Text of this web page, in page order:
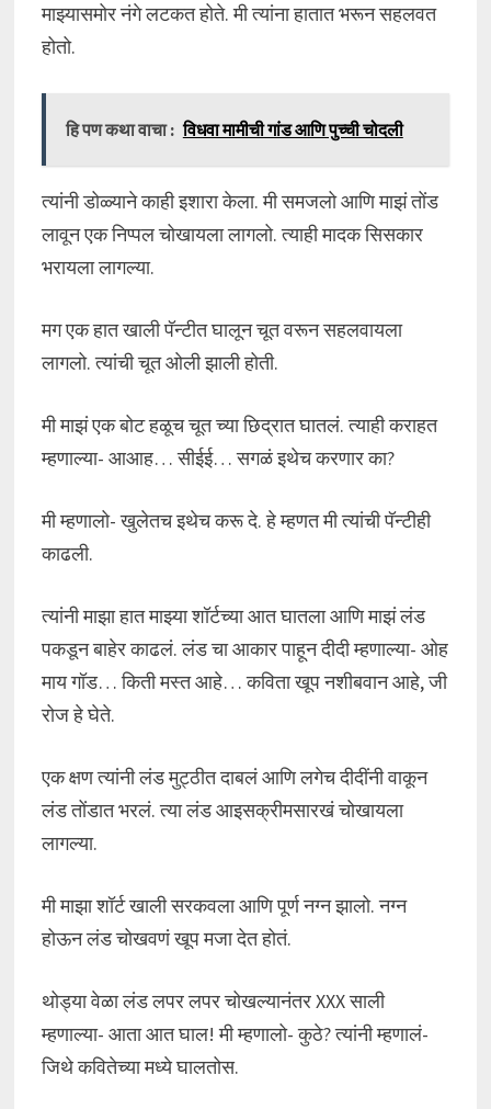
माझ्यासमोर नंगे लटकत होते. मी त्यांना हातात भरून सहलवत
होतो.
हि पण कथा वाचा : विधवा मामीची गांड आणि पुच्ची चोदली
त्यांनी डोळ्याने काही इशारा केला. मी समजलो आणि माझं तोंड
लावून एक निप्पल चोखायला लागलो. त्याही मादक सिसकार
भरायला लागल्या.
मग एक हात खाली पॅन्टीत घालून चूत वरून सहलवायला
लागलो. त्यांची चूत ओली झाली होती.
मी माझं एक बोट हळूच चूत च्या छिद्रात घातलं. त्याही कराहत
म्हणाल्या- आआह… सीईई… सगळं इथेच करणार का?
मी म्हणालो- खुलेतच इथेच करू दे. हे म्हणत मी त्यांची पॅन्टीही
काढली.
त्यांनी माझा हात माझ्या शॉर्टच्या आत घातला आणि माझं लंड
पकडून बाहेर काढलं. लंड चा आकार पाहून दीदी म्हणाल्या- ओह
माय गॉड… किती मस्त आहे… कविता खूप नशीबवान आहे, जी
रोज हे घेते.
एक क्षण त्यांनी लंड मुट्ठीत दाबलं आणि लगेच दीदींनी वाकून
लंड तोंडात भरलं. त्या लंड आइसक्रीमसारखं चोखायला
लागल्या.
मी माझा शॉर्ट खाली सरकवला आणि पूर्ण नग्न झालो. नग्न
होऊन लंड चोखवणं खूप मजा देत होतं.
थोड्या वेळा लंड लपर लपर चोखल्यानंतर XXX साली
म्हणाल्या- आता आत घाल! मी म्हणालो- कुठे? त्यांनी म्हणालं-
जिथे कवितेच्या मध्ये घालतोस.